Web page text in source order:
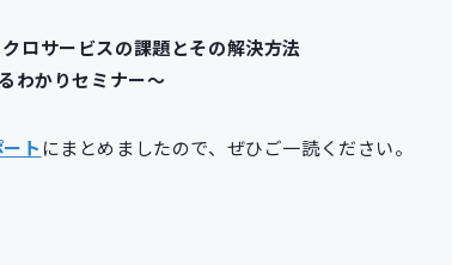
ロサービスの課題とその解決方法
わかりセミナー～
ト にまとめましたので、ぜひご一読ください。